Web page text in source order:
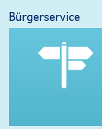
Bürgerservice